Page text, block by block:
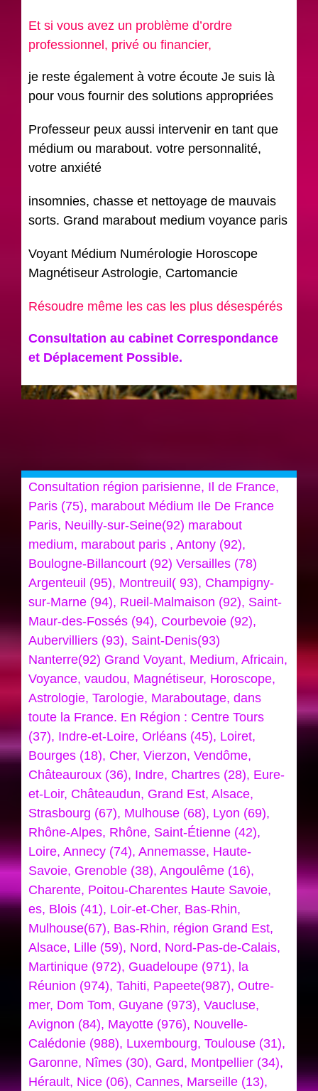
Et si vous avez un problème d’ordre
professionnel, privé ou financier,
je reste également à votre écoute Je suis là
pour vous fournir des solutions appropriées
Professeur peux aussi intervenir en tant que
médium ou marabout. votre personnalité,
votre anxiété
insomnies, chasse et nettoyage de mauvais
sorts. Grand marabout medium voyance paris
Voyant Médium Numérologie Horoscope
Magnétiseur Astrologie, Cartomancie
Résoudre même les cas les plus désespérés
Consultation au cabinet Correspondance
et Déplacement Possible.
Consultation région parisienne, Il de France,
Paris (75), marabout Médium Ile De France
Paris, Neuilly-sur-Seine(92) marabout
medium, marabout paris , Antony (92),
Boulogne-Billancourt (92) Versailles (78)
Argenteuil (95), Montreuil( 93), Champigny-
sur-Marne (94), Rueil-Malmaison (92), Saint-
Maur-des-Fossés (94), Courbevoie (92),
Aubervilliers (93), Saint-Denis(93)
Nanterre(92) Grand Voyant, Medium, Africain,
Voyance, vaudou, Magnétiseur, Horoscope,
Astrologie, Tarologie, Maraboutage, dans
toute la France. En Région : Centre Tours
(37), Indre-et-Loire, Orléans (45), Loiret,
Bourges (18), Cher, Vierzon, Vendôme,
Châteauroux (36), Indre, Chartres (28), Eure-
et-Loir, Châteaudun, Grand Est, Alsace,
Strasbourg (67), Mulhouse (68), Lyon (69),
Rhône-Alpes, Rhône, Saint-Étienne (42),
Loire, Annecy (74), Annemasse, Haute-
Savoie, Grenoble (38), Angoulême (16),
Charente, Poitou-Charentes Haute Savoie,
es, Blois (41), Loir-et-Cher, Bas-Rhin,
Mulhouse(67), Bas-Rhin, région Grand Est,
Alsace, Lille (59), Nord, Nord-Pas-de-Calais,
Martinique (972), Guadeloupe (971), la
Réunion (974), Tahiti, Papeete(987), Outre-
mer, Dom Tom, Guyane (973), Vaucluse,
Avignon (84), Mayotte (976), Nouvelle-
Calédonie (988), Luxembourg, Toulouse (31),
Garonne, Nîmes (30), Gard, Montpellier (34),
Hérault, Nice (06), Cannes, Marseille (13),